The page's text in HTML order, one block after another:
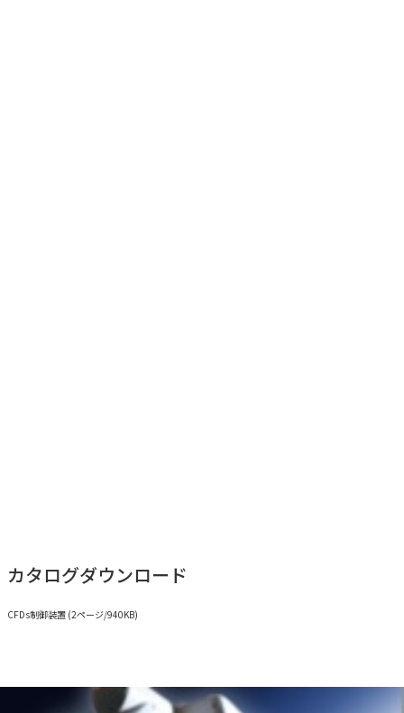
カタログダウンロード
CFDs制御装置 (2ページ/940KB)